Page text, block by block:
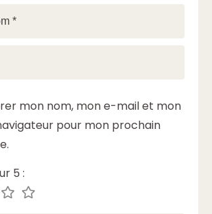
mon nom, mon e-mail et mon
pour mon prochain
5 :